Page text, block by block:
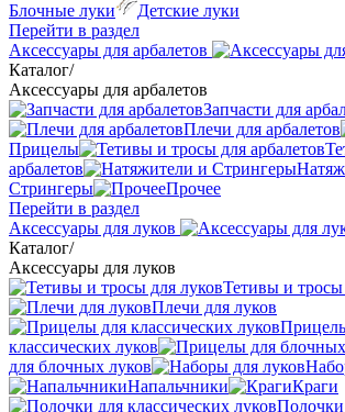
Блочные луки
Детские луки
Перейти в раздел
Аксессуары для арбалетов
Каталог/
Аксессуары для арбалетов
Запчасти для
Плечи для арбалетов
Прицелы
арбалетов
Стрингеры
Прочее
Перейти в раздел
Аксессуары для луков
Каталог/
Аксессуары для луков
Тетивы и тросы
Плечи для луков
классических луков
для блочных луков
Напальчники
Краги
Полочки